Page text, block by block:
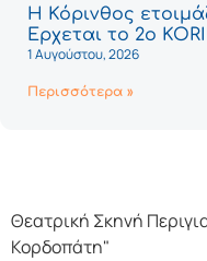
Η Κόρινθος
Έρχεται το 2ο
1 Αυγούστου, 2026
Περισσότερα »
Θεατρική Σκηνή
Κορδοπάτη"